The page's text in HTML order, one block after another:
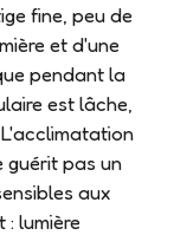
fine, peu de
et d'une
pendant la
est lâche,
guérit pas un
aux
lumière